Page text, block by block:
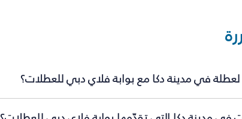
لعطلة في مدينة دكا مع بوابة فلاي دبي للعطلات؟